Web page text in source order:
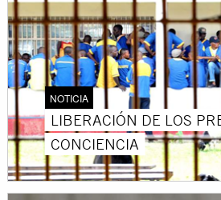
NOTICIA
LIBERACIÓN DE LOS
CONCIENCIA